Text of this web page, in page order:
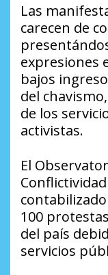
Las
carecen de
expresiones
bajos
del
de los
activistas.
El
Conflictividad
100
del país
servicios